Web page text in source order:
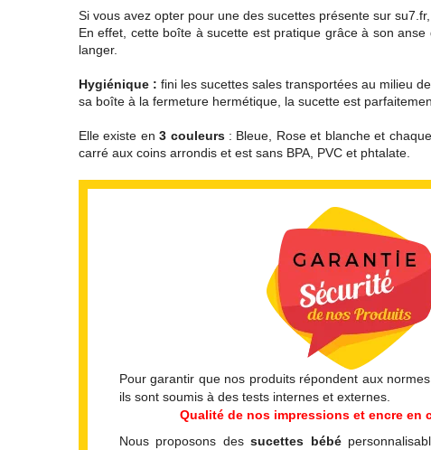
Si vous avez opter pour une des sucettes présente sur
En effet, cette boîte à sucette est pratique grâce à son
langer.
Hygiénique : fini les sucettes sales transportées au milieu
sa boîte à la fermeture hermétique, la sucette est
Elle existe en3 couleurs: Bleue, Rose et blanche et
carré aux coins arrondis et est sans BPA, PVC et phtalate.
Pour garantir que nos produits répondent aux
ils sont soumis à des tests internes et externes.
Qualité de nos impressions et encre en
Nous proposons dessucettes bébé